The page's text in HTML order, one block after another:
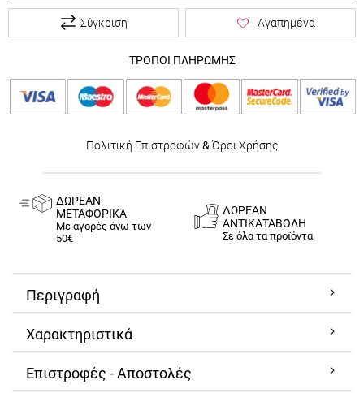
Σύγκριση Αγαπημένα
ΤΡΟΠΟΙ ΠΛΗΡΩΜΗΣ
Πολιτική Επιστροφών& Όροι Χρήσης
ΔΩΡΕΑΝ
ΜΕΤΑΦΟΡΙΚΑ
Με αγορές άνω των
50€
ΔΩΡΕΑΝ
ΑΝΤΙΚΑΤΑΒΟΛΗ
Σε όλα τα προϊόντα
Περιγραφή
Χαρακτηριστικά
Επιστροφές - Αποστολές